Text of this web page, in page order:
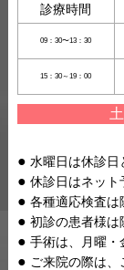
診療時間
09：30〜13：30
15：30～19：00
水曜日は休診日
休診日はネット
各種適応検査は
初診の患者様は
手術は、月曜・
ご来院の際は、